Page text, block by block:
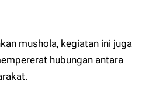
mushola, kegiatan ini juga
hubungan antara